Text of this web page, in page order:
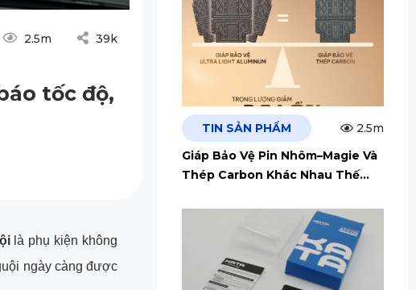
2.5m 39k
tốc độ,
là phụ kiện không
ngày càng được
TIN SẢN PHẨM
2.5m
Giáp Bảo Vệ Pin Nhôm–Magie Và
Thép Carbon Khác Nhau Thế